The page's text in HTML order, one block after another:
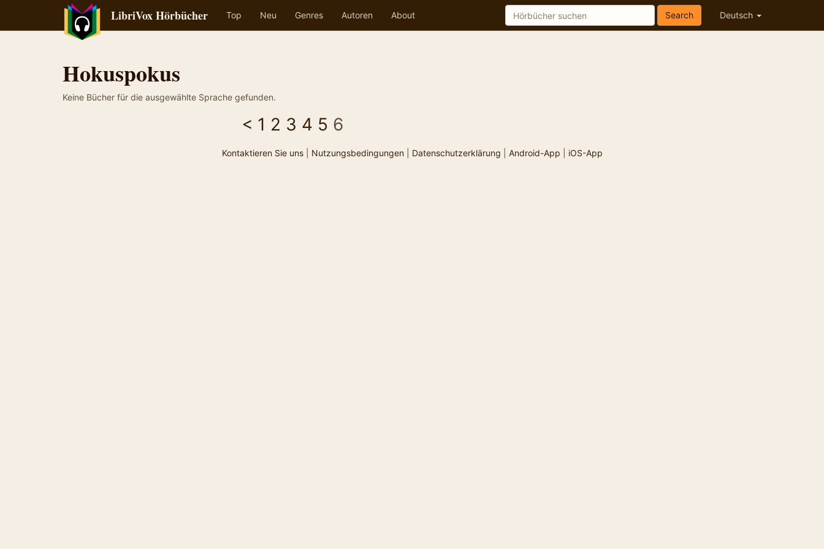
LibriVox Hörbücher Top Neu Genres Autoren About Deutsch
Search
Hokuspokus
Keine Bücher für die ausgewählte Sprache gefunden.
< 1 2 3 4 5 6
Kontaktieren Sie uns| Nutzungsbedingungen| Datenschutzerklärung Android-App iOS-App